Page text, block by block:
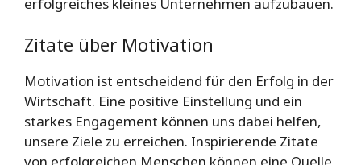
Zitate über Motivation
Motivation ist entscheidend für den Erfolg in der
Wirtschaft. Eine positive Einstellung und ein
starkes Engagement können uns dabei helfen,
unsere Ziele zu erreichen. Inspirierende Zitate